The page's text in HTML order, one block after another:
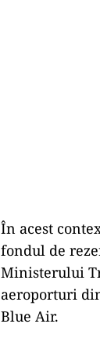
În acest
fondul de
Ministerului
aeroporturi
Blue Air.